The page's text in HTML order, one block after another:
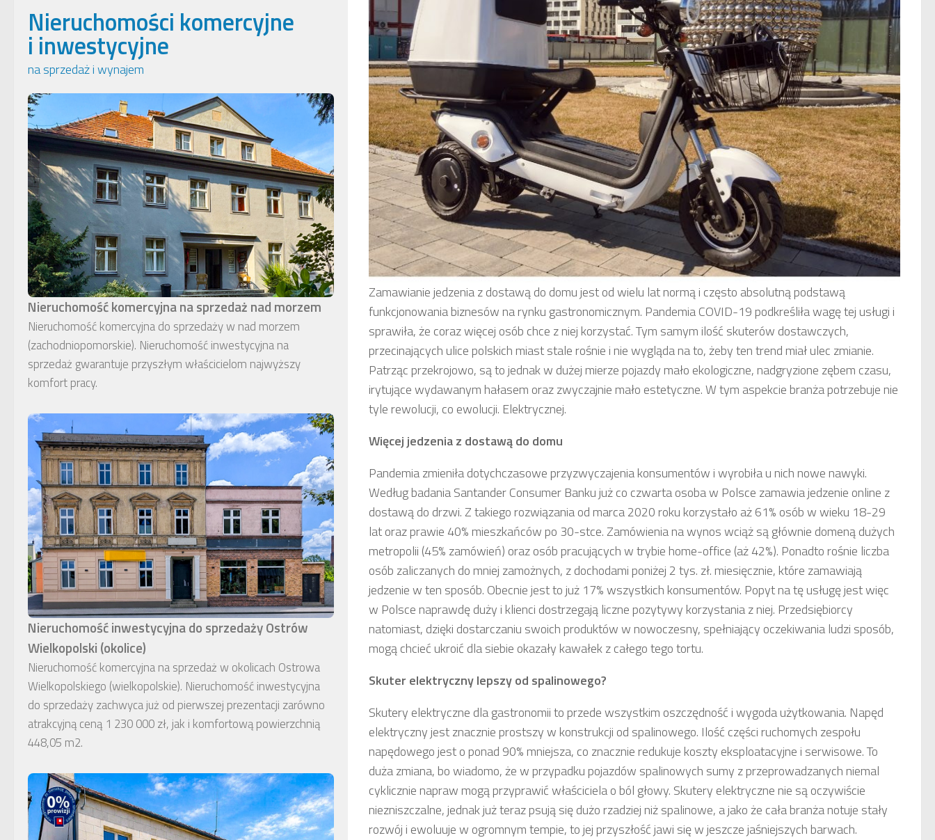
Zamawianie jedzenia z dostawą do domu jest od wielu lat normą i często absolutną podstawą
funkcjonowania biznesów na rynku gastronomicznym. Pandemia COVID-19 podkreśliła wagę tej usługi i
sprawiła, że coraz więcej osób chce z niej korzystać. Tym samym ilość skuterów dostawczych,
przecinających ulice polskich miast stale rośnie i nie wygląda na to, żeby ten trend miał ulec zmianie.
Patrząc przekrojowo, są to jednak w dużej mierze pojazdy mało ekologiczne, nadgryzione zębem czasu,
irytujące wydawanym hałasem oraz zwyczajnie mało estetyczne. W tym aspekcie branża potrzebuje nie
tyle rewolucji, co ewolucji. Elektrycznej.
Więcej jedzenia z dostawą do domu
Pandemia zmieniła dotychczasowe przyzwyczajenia konsumentów i wyrobiła u nich nowe nawyki.
Według badania Santander Consumer Banku już co czwarta osoba w Polsce zamawia jedzenie online z
dostawą do drzwi. Z takiego rozwiązania od marca 2020 roku korzystało aż 61% osób w wieku 18-29
lat oraz prawie 40% mieszkańców po 30-stce. Zamówienia na wynos wciąż są głównie domeną dużych
metropolii (45% zamówień) oraz osób pracujących w trybie home-office (aż 42%). Ponadto rośnie liczba
osób zaliczanych do mniej zamożnych, z dochodami poniżej 2 tys. zł. miesięcznie, które zamawiają
jedzenie w ten sposób. Obecnie jest to już 17% wszystkich konsumentów. Popyt na tę usługę jest więc
w Polsce naprawdę duży i klienci dostrzegają liczne pozytywy korzystania z niej. Przedsiębiorcy
natomiast, dzięki dostarczaniu swoich produktów w nowoczesny, spełniający oczekiwania ludzi sposób,
mogą chcieć ukroić dla siebie okazały kawałek z całego tego tortu.
Skuter elektryczny lepszy od spalinowego?
Skutery elektryczne dla gastronomii to przede wszystkim oszczędność i wygoda użytkowania. Napęd
elektryczny jest znacznie prostszy w konstrukcji od spalinowego. Ilość części ruchomych zespołu
napędowego jest o ponad 90% mniejsza, co znacznie redukuje koszty eksploatacyjne i serwisowe. To
duża zmiana, bo wiadomo, że w przypadku pojazdów spalinowych sumy z przeprowadzanych niemal
cyklicznie napraw mogą przyprawić właściciela o ból głowy. Skutery elektryczne nie są oczywiście
niezniszczalne, jednak już teraz psują się dużo rzadziej niż spalinowe, a jako że cała branża notuje stały
rozwój i ewoluuje w ogromnym tempie, to jej przyszłość jawi się w jeszcze jaśniejszych barwach.
Nieruchomości komercyjne
i inwestycyjne
na sprzedaż i wynajem
Nieruchomość komercyjna na sprzedaż nad morzem
Nieruchomość komercyjna do sprzedaży w nad morzem
(zachodniopomorskie). Nieruchomość inwestycyjna na
sprzedaż gwarantuje przyszłym właścicielom najwyższy
komfort pracy.
Nieruchomość inwestycyjna do sprzedaży Ostrów
Wielkopolski (okolice)
Nieruchomość komercyjna na sprzedaż w okolicach Ostrowa
Wielkopolskiego (wielkopolskie). Nieruchomość inwestycyjna
do sprzedaży zachwyca już od pierwszej prezentacji zarówno
atrakcyjną ceną 1 230 000 zł, jak i komfortową powierzchnią
448,05 m2.